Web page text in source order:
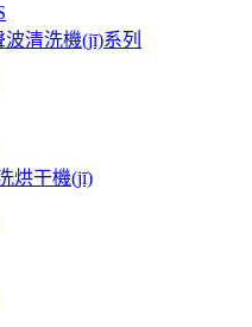
清洗機(jī)系列
烘干機(jī)